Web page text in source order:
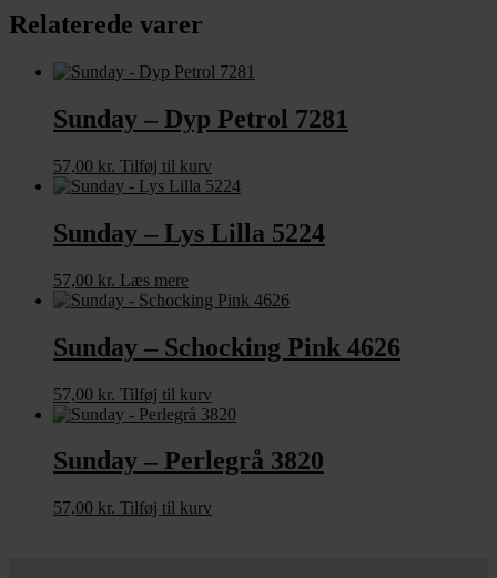
Relaterede varer
Sunday – Dyp Petrol 7281
57,00 kr. Tilføj til kurv
Sunday – Lys Lilla 5224
57,00 kr. Læs mere
Sunday – Schocking Pink 4626
57,00 kr. Tilføj til kurv
Sunday – Perlegrå 3820
57,00 kr. Tilføj til kurv